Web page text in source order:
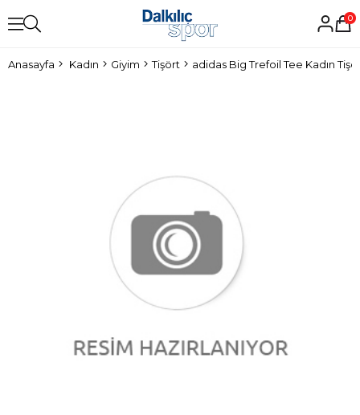
0
Anasayfa Kadın Giyim Tişört adidas Big Trefoil Tee Kadın